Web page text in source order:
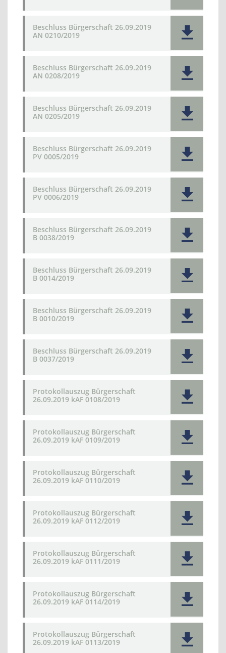
Beschluss Bürgerschaft 26.09.2019
AN 0210/2019
Beschluss Bürgerschaft 26.09.2019
AN 0208/2019
Beschluss Bürgerschaft 26.09.2019
AN 0205/2019
Beschluss Bürgerschaft 26.09.2019
PV 0005/2019
Beschluss Bürgerschaft 26.09.2019
PV 0006/2019
Beschluss Bürgerschaft 26.09.2019
B 0038/2019
Beschluss Bürgerschaft 26.09.2019
B 0014/2019
Beschluss Bürgerschaft 26.09.2019
B 0010/2019
Beschluss Bürgerschaft 26.09.2019
B 0037/2019
Protokollauszug Bürgerschaft
26.09.2019 kAF 0108/2019
Protokollauszug Bürgerschaft
26.09.2019 kAF 0109/2019
Protokollauszug Bürgerschaft
26.09.2019 kAF 0110/2019
Protokollauszug Bürgerschaft
26.09.2019 kAF 0112/2019
Protokollauszug Bürgerschaft
26.09.2019 kAF 0111/2019
Protokollauszug Bürgerschaft
26.09.2019 kAF 0114/2019
Protokollauszug Bürgerschaft
26.09.2019 kAF 0113/2019